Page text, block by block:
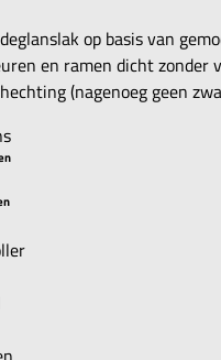
op basis van
en ramen dicht zonder
(nagenoeg geen